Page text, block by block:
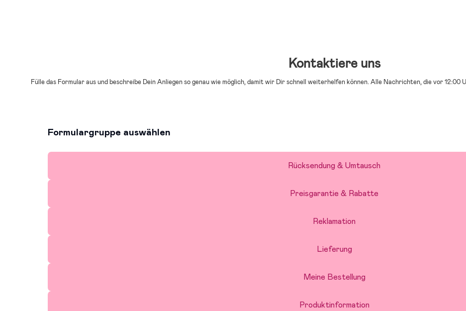
Kontaktiere uns
Fülle das Formular aus und beschreibe Dein Anliegen so genau wie möglich, damit wir Dir schnell weiterhelfen können. Alle Nachrichten, die vor 12:00